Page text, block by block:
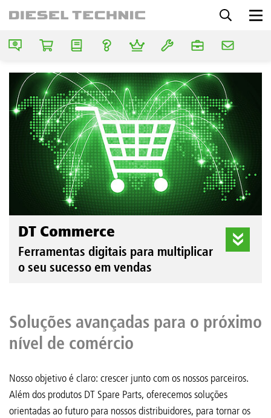
DT Commerce
Ferramentas digitais para multiplicar
o seu sucesso em vendas
Soluções avançadas para o próximo
nível de comércio
Nosso objetivo é claro: crescer junto com os nossos parceiros.
Além dos produtos DT Spare Parts, oferecemos soluções
orientadas ao futuro para nossos distribuidores, para tornar os